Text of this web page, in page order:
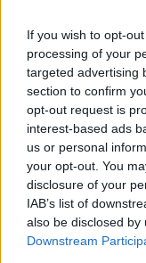
If you wish to opt-
processing of your
targeted advertising
section to confirm
opt-out request is
interest-based ads
us or personal
your opt-out. You
disclosure of your
IAB’s list of
also be disclosed
Downstream
BÅSTAD 2026-08-06 KL.
Amanda
är så jävla
Prisbelönta
framtida projekt och